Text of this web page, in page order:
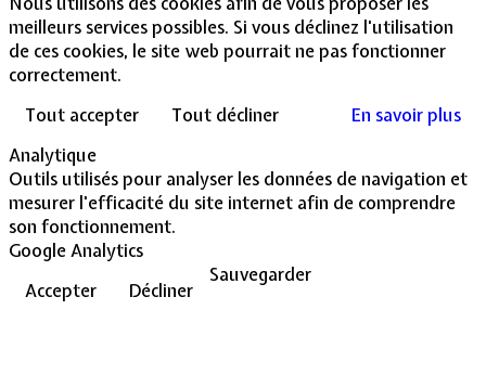
meilleurs services possibles. Si vous déclinez l'utilisation
de ces cookies, le site web pourrait ne pas fonctionner
correctement.
Tout accepter
Tout décliner
En savoir plus
Analytique
Outils utilisés pour analyser les données de navigation et
mesurer l'efficacité du site internet afin de comprendre
son fonctionnement.
Google Analytics
Accepter
Décliner
Sauvegarder